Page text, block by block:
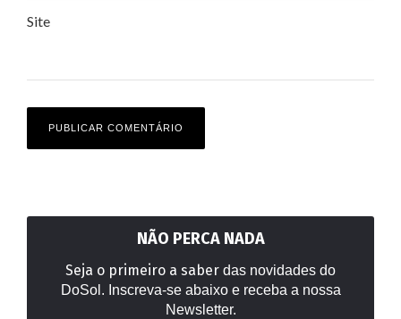
Site
NÃO PERCA NADA
Seja o primeiro a saber das novidades do
DoSol. Inscreva-se abaixo e receba a nossa
Newsletter.